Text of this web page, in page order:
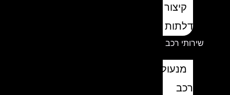
קיצור
דלתות
שירותי רכב
מנעולן